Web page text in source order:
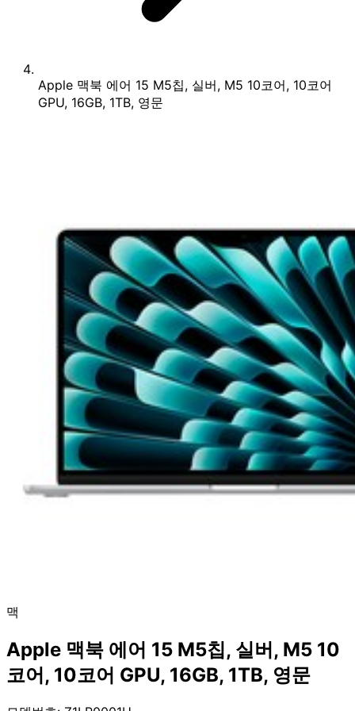
Apple 맥북 에어 15 M5칩, 실버, M5 10코어, 10코어
GPU, 16GB, 1TB, 영문
맥
Apple 맥북 에어 15 M5칩, 실버, M5 10
코어, 10코어 GPU, 16GB, 1TB, 영문